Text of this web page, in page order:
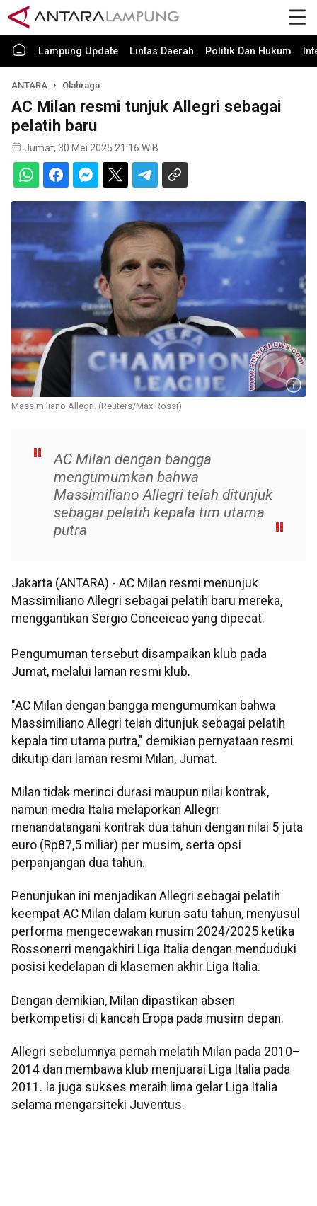
Lampung Update Lintas Daerah Politik Dan Hukum
ANTARA Olahraga
AC Milan resmi tunjuk Allegri sebagai
pelatih baru
Jumat, 30 Mei 2025 21:16 WIB
Massimiliano Allegri. (Reuters/Max Rossi)
AC Milan dengan bangga
mengumumkan bahwa
Massimiliano Allegri telah ditunjuk
sebagai pelatih kepala tim utama
putra
Jakarta (ANTARA) - AC Milan resmi menunjuk
Massimiliano Allegri sebagai pelatih baru mereka,
menggantikan Sergio Conceicao yang dipecat.
Pengumuman tersebut disampaikan klub pada
Jumat, melalui laman resmi klub.
"AC Milan dengan bangga mengumumkan bahwa
Massimiliano Allegri telah ditunjuk sebagai pelatih
kepala tim utama putra," demikian pernyataan resmi
dikutip dari laman resmi Milan, Jumat.
Milan tidak merinci durasi maupun nilai kontrak,
namun media Italia melaporkan Allegri
menandatangani kontrak dua tahun dengan nilai 5 juta
euro (Rp87,5 miliar) per musim, serta opsi
perpanjangan dua tahun.
Penunjukan ini menjadikan Allegri sebagai pelatih
keempat AC Milan dalam kurun satu tahun, menyusul
performa mengecewakan musim 2024/2025 ketika
Rossonerri mengakhiri Liga Italia dengan menduduki
posisi kedelapan di klasemen akhir Liga Italia.
Dengan demikian, Milan dipastikan absen
berkompetisi di kancah Eropa pada musim depan.
Allegri sebelumnya pernah melatih Milan pada 2010–
2014 dan membawa klub menjuarai Liga Italia pada
2011. Ia juga sukses meraih lima gelar Liga Italia
selama mengarsiteki Juventus.